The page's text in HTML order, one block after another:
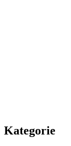
Kategorie